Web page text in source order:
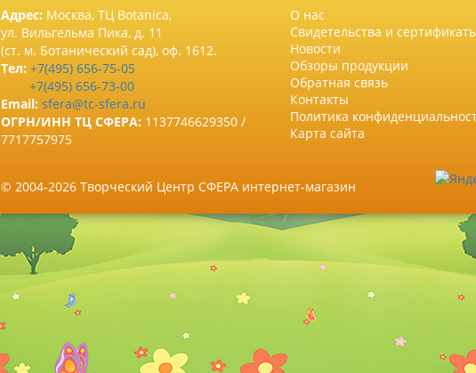
Адрес: Москва, ТЦ Botanica,
ул. Вильгельма Пика, д. 11
(ст. м. Ботанический сад), оф. 1612.
Тел: +7(495) 656-75-05
+7(495) 656-73-00
Email: sfera@tc-sfera.ru
ОГРН/ИНН ТЦ СФЕРА: 1137746629350 /
7717757975
О нас
Свидетельства и
Новости
Обзоры продукции
Обратная связь
Контакты
Политика
Карта сайта
© 2004-2026 Творческий Центр СФЕРА интернет-магазин